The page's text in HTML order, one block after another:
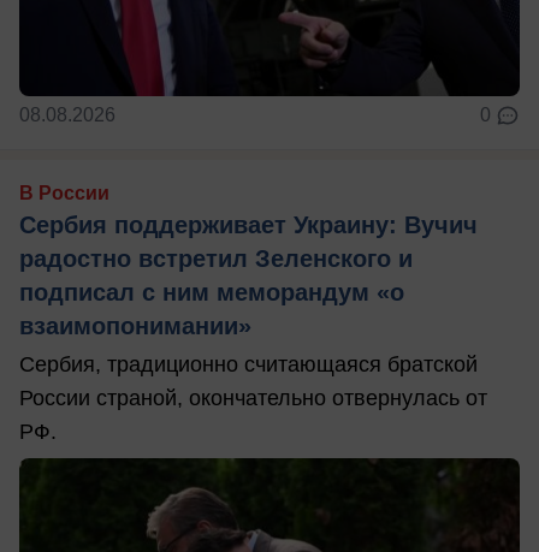
08.08.2026 0
В России
Сербия поддерживает Украину: Вучич
радостно встретил Зеленского и
подписал с ним меморандум «о
взаимопонимании»
Сербия, традиционно считающаяся братской
России страной, окончательно отвернулась от
РФ.